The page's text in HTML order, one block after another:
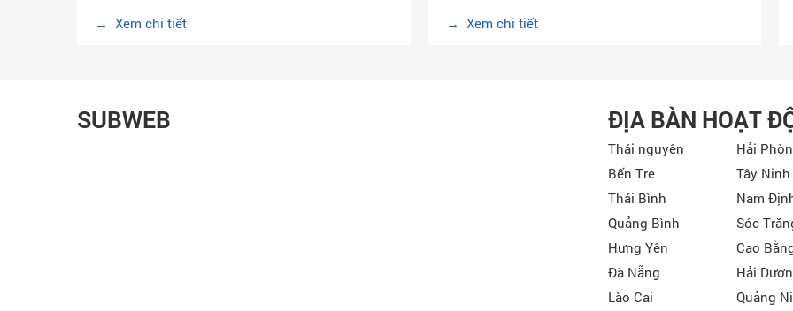
→ Xem chi tiết → Xem chi tiết
SUBWEB ĐỊA BÀN HOẠT
Thái nguyên
Hải
Bến Tre
Tây Ninh
Thái Bình
Nam
Quảng Bình
Sóc
Hưng Yên
Cao
Đà Nẵng
Hải
Lào Cai
Quảng